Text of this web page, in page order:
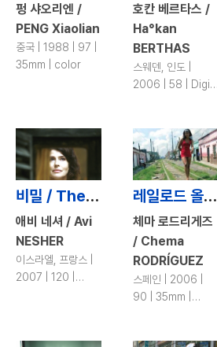
펑 샤오리엔 /
PENG Xiaolian
중국 | 1988 | 97 |
35mm | color
호칸 베르타스 /
Ha°kan
BERTHAS
스웨덴, 인도 |
2006 | 58 | Digi-
비밀 / The Secrets
애비 네셔 / Avi
NESHER
이스라엘, 프랑스 |
2007 | 120 |
레일로드 올스타즈 / The Railroad All-Stars
체마 로드리게즈
/ Chema
RODRÍGUEZ
스페인 | 2006 |
90 | 35mm |